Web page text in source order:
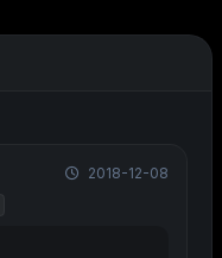
2018-12-08